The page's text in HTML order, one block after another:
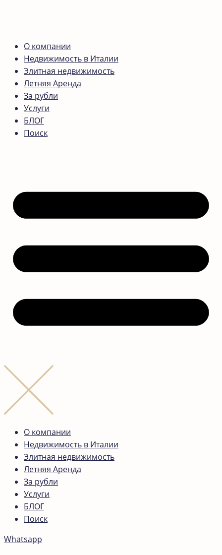
О компании
Недвижимость в Италии
Элитная недвижимость
Летняя Аренда
За рубли
Услуги
БЛОГ
Поиск
О компании
Недвижимость в Италии
Элитная недвижимость
Летняя Аренда
За рубли
Услуги
БЛОГ
Поиск
Whatsapp